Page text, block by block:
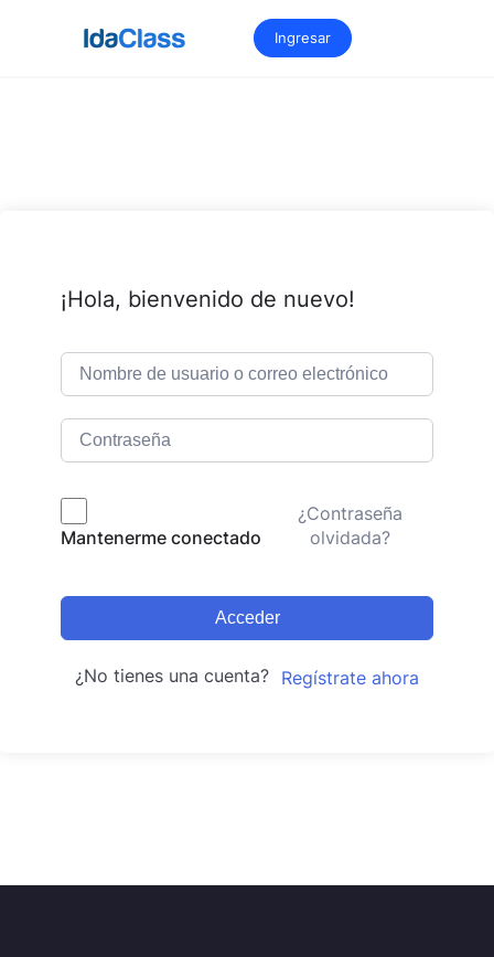
Ingresar
¡Hola, bienvenido de nuevo!
Mantenerme conectado
¿Contraseña
olvidada?
Acceder
¿No tienes una cuenta? Regístrate ahora